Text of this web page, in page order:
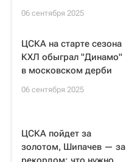
06 сентября 2025
ЦСКА на старте сезона
КХЛ обыграл "Динамо"
в московском дерби
06 сентября 2025
ЦСКА пойдет за
золотом, Шипачев — за